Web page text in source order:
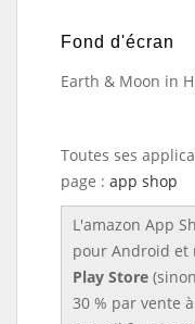
Fond d'écran
Earth & Moon in
Toutes ses
page : app shop
L'amazon App
pour Android et
Play Store
30 % par vente